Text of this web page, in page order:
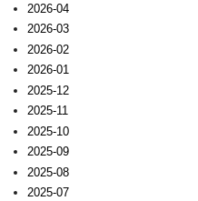
2026-04
2026-03
2026-02
2026-01
2025-12
2025-11
2025-10
2025-09
2025-08
2025-07